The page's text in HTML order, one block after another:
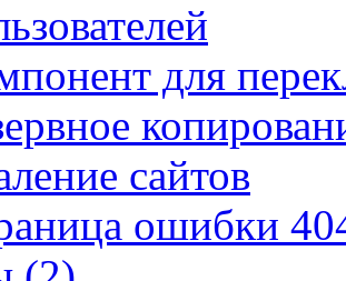
для
сайтов
ошибки